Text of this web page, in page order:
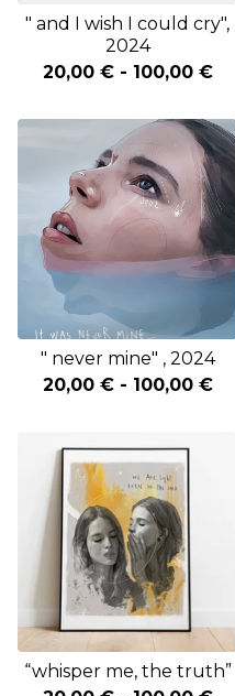
" and I wish I could cry",
2024
20,00 €- 100,00 €
" never mine" , 2024
20,00 €- 100,00 €
“whisper me, the truth”